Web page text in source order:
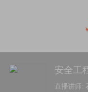
￥
安全工
直播讲师: